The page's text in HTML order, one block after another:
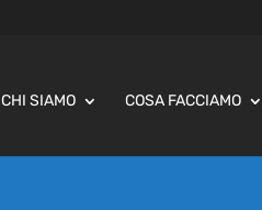
CHI SIAMO COSA FACCIAMO